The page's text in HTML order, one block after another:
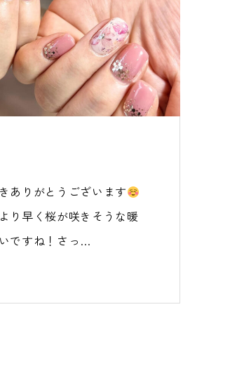
ありがとうございます
り早く桜が咲きそうな暖
ですね！さっ…